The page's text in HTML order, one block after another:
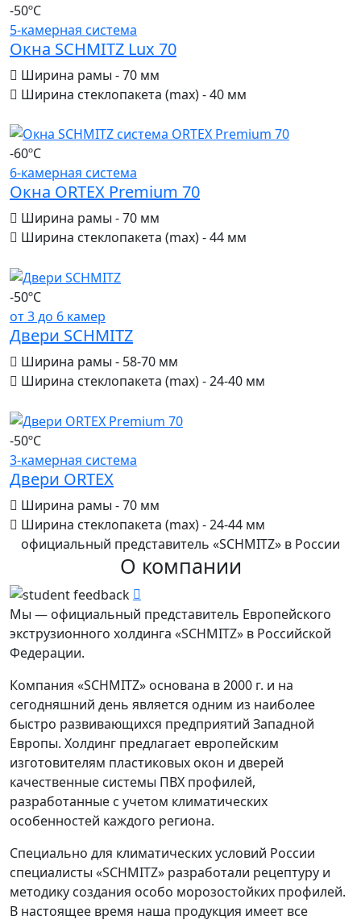
-50ºС
5-камерная система
Окна SCHMITZ Lux 70
Ширина рамы - 70 мм
Ширина стеклопакета (max) - 40 мм
-60ºС
6-камерная система
Окна ORTEX Premium 70
Ширина рамы - 70 мм
Ширина стеклопакета (max) - 44 мм
-50ºС
от 3 до 6 камер
Двери SCHMITZ
Ширина рамы - 58-70 мм
Ширина стеклопакета (max) - 24-40 мм
-50ºС
3-камерная система
Двери ORTEX
Ширина рамы - 70 мм
Ширина стеклопакета (max) - 24-44 мм
официальный представитель «SCHMITZ» в России
О компании
Мы — официальный представитель Европейского
экструзионного холдинга «SCHMITZ» в Российской
Федерации.
Компания «SCHMITZ» основана в 2000 г. и на
сегодняшний день является одним из наиболее
быстро развивающихся предприятий Западной
Европы. Холдинг предлагает европейским
изготовителям пластиковых окон и дверей
качественные системы ПВХ профилей,
разработанные с учетом климатических
особенностей каждого региона.
Специально для климатических условий России
специалисты «SCHMITZ» разработали рецептуру и
методику создания особо морозостойких профилей.
В настоящее время наша продукция имеет все